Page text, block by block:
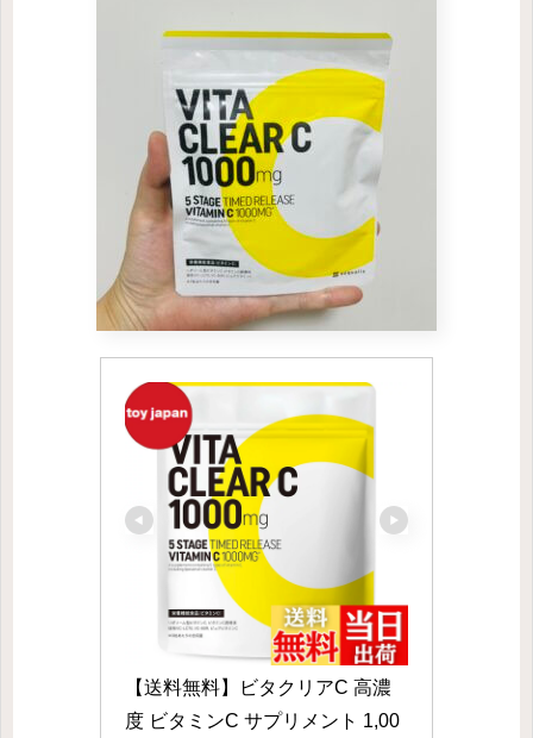
【送料無料】ビタクリアC 高濃
度 ビタミンC サプリメント 1,00